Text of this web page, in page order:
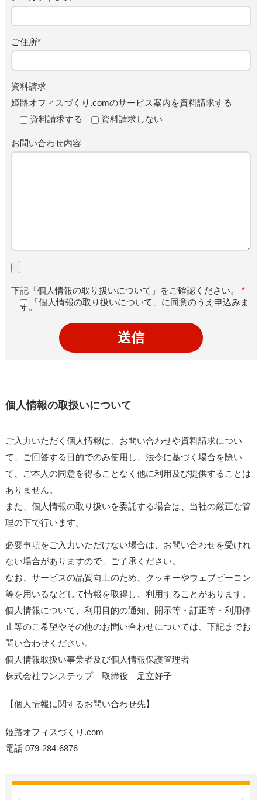
ご住所*
資料請求
姫路オフィスづくり.comのサービス案内を資料請求する
資料請求する
資料請求しない
お問い合わせ内容
下記「個人情報の取り扱いについて」をご確認ください。 *
「個人情報の取り扱いについて」に同意のうえ申込みま
す。
個人情報の取扱いについて
ご入力いただく個人情報は、お問い合わせや資料請求につい
て、ご回答する目的でのみ使用し、法令に基づく場合を除い
て、ご本人の同意を得ることなく他に利用及び提供することは
ありません。
また、個人情報の取り扱いを委託する場合は、当社の厳正な管
理の下で行います。
必要事項をご入力いただけない場合は、お問い合わせを受けれ
ない場合がありますので、ご了承ください。
なお、サービスの品質向上のため、クッキーやウェブビーコン
等を用いるなどして情報を取得し、利用することがあります。
個人情報について、利用目的の通知、開示等・訂正等・利用停
止等のご希望やその他のお問い合わせについては、下記までお
問い合わせください。
個人情報取扱い事業者及び個人情報保護管理者
株式会社ワンステップ 取締役 足立好子
【個人情報に関するお問い合わせ先】
姫路オフィスづくり.com
電話 079-284-6876